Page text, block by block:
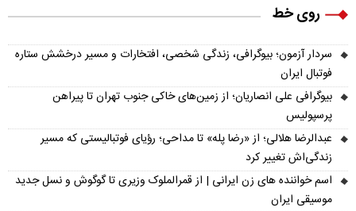
روی خط
سردار آزمون؛ بیوگرافی، زندگی شخصی، افتخارات و مسیر درخشش ستاره
فوتبال ایران
بیوگرافی علی انصاریان؛ از زمین‌های خاکی جنوب تهران تا پیراهن
پرسپولیس
عبدالرضا هلالی؛ از «رضا پله» تا مداحی؛ رؤیای فوتبالیستی که مسیر
زندگی‌اش تغییر کرد
اسم خواننده های زن ایرانی | از قمرالملوک وزیری تا گوگوش و نسل جدید
موسیقی ایران